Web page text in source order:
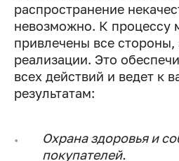
распространение
невозможно. К процессу
привлечены все стороны,
реализации. Это
всех действий и ведет к
результатам:
Охрана здоровья и
покупателей.